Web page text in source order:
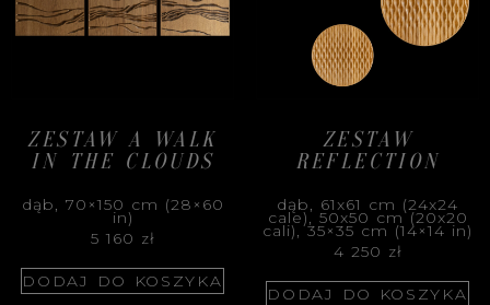
ZESTAW A WALK
IN THE CLOUDS
dąb, 70×150 cm (28×60
in)
5 160 zł
DODAJ DO KOSZYKA
ZESTAW
REFLECTION
dąb, 61x61 cm (24x24
cale), 50x50 cm (20x20
cali), 35×35 cm (14×14 in)
4 250 zł
DODAJ DO KOSZYKA